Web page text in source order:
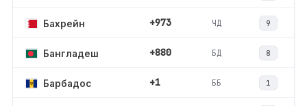
Бахрейн +973 ЧД 9
Бангладеш +880 БД 8
Барбадос +1 ББ 1